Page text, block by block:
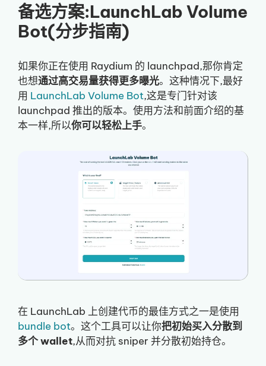
备选方案:LaunchLab Volume
Bot(分步指南)
如果你正在使用 Raydium 的 launchpad,那你肯定
也想通过高交易量获得更多曝光。这种情况下,最好
用 LaunchLab Volume Bot,这是专门针对该
launchpad 推出的版本。使用方法和前面介绍的基
本一样,所以你可以轻松上手。
在 LaunchLab 上创建代币的最佳方式之一是使用
bundle bot。这个工具可以让你把初始买入分散到
多个 wallet,从而对抗 sniper 并分散初始持仓。